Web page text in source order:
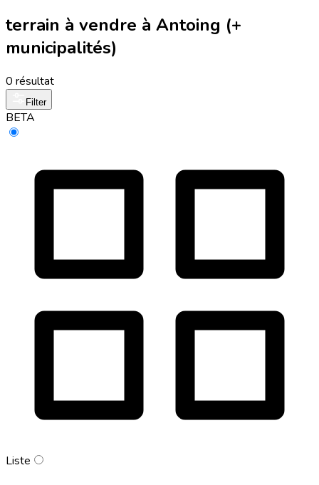
terrain à vendre à Antoing (+
municipalités)
0 résultat
Filter
BETA
Liste